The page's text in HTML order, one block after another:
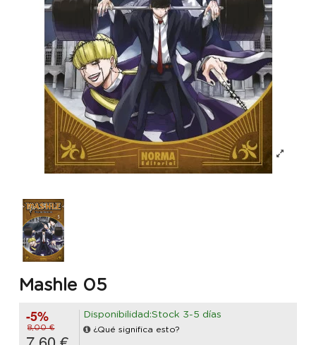
Mashle 05
-5%
8,00 €
Disponibilidad:Stock 3-5 días
¿Qué significa esto?